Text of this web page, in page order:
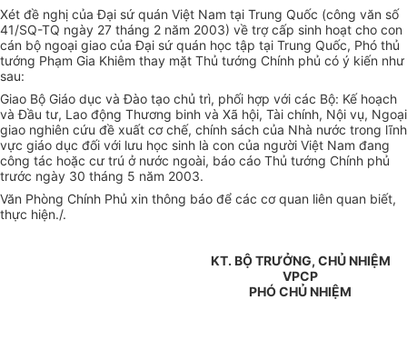
Xét đề nghị của Đại sứ quán Việt Nam tại Trung Quốc (công văn số
41/SQ-TQ ngày 27 tháng 2 năm 2003) về trợ cấp sinh hoạt cho con
cán bộ ngoại giao của Đại sứ quán học tập tại Trung Quốc, Phó thủ
tướng Phạm Gia Khiêm thay mặt Thủ tướng Chính phủ có ý kiến như
sau:
Giao Bộ Giáo dục và Đào tạo chủ trì, phối hợp với các Bộ: Kế hoạch
và Đầu tư, Lao động Thương binh và Xã hội, Tài chính, Nội vụ, Ngoại
giao nghiên cứu đề xuất cơ chế, chính sách của Nhà nước trong lĩnh
vực giáo dục đối với lưu học sinh là con của người Việt Nam đang
công tác hoặc cư trú ở nước ngoài, báo cáo Thủ tướng Chính phủ
trước ngày 30 tháng 5 năm 2003.
Văn Phòng Chính Phủ xin thông báo để các cơ quan liên quan biết,
thực hiện./.
KT. BỘ TRƯỞNG, CHỦ NHIỆM
VPCP
PHÓ CHỦ NHIỆM